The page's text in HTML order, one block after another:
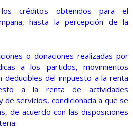
créditos obtenidos para el
hasta la percepción de la
o donaciones realizadas por
a los partidos, movimientos
deducibles del impuesto a la renta
a la renta de actividades
de servicios, condicionada a que se
de acuerdo con las disposiciones